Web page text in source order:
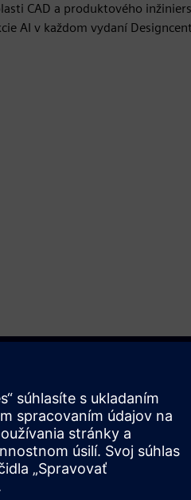
CAD a produktového
AI v každom vydaní